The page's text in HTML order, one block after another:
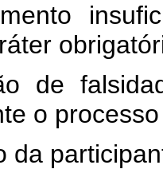
de
o
da